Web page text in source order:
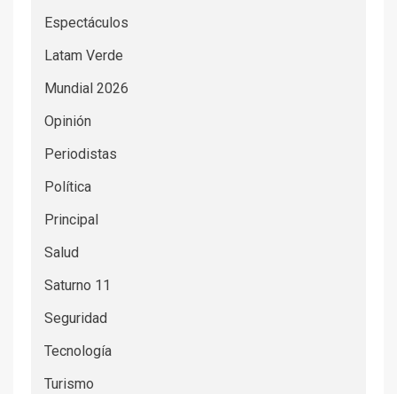
Espectáculos
Latam Verde
Mundial 2026
Opinión
Periodistas
Política
Principal
Salud
Saturno 11
Seguridad
Tecnología
Turismo